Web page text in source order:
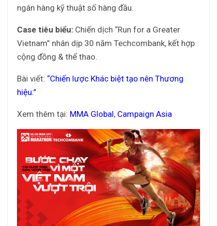
ngân hàng kỹ thuật số hàng đầu.
Case tiêu biểu: Chiến dịch “Run for a Greater
Vietnam” nhân dịp 30 năm Techcombank, kết hợp
cộng đồng & thể thao.
Bài viết: “Chiến lược Khác biệt tạo nên Thương
hiệu.”
Xem thêm tại: MMA Global, Campaign Asia